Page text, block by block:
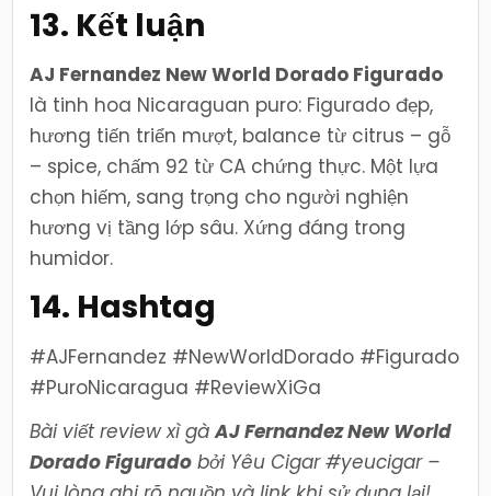
13. Kết luận
AJ Fernandez New World Dorado Figurado
là tinh hoa Nicaraguan puro: Figurado đẹp,
hương tiến triển mượt, balance từ citrus – gỗ
– spice, chấm 92 từ CA chứng thực. Một lựa
chọn hiếm, sang trọng cho người nghiện
hương vị tầng lớp sâu. Xứng đáng trong
humidor.
14. Hashtag
#AJFernandez #NewWorldDorado #Figurado
#PuroNicaragua #ReviewXiGa
Bài viết review xì gàAJ Fernandez New World
Dorado Figurado bởi Yêu Cigar #yeucigar –